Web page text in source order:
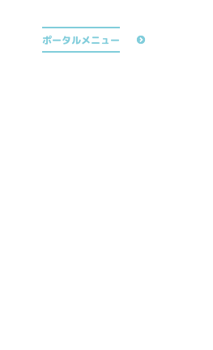
ポータルメニュー
公式TikTok